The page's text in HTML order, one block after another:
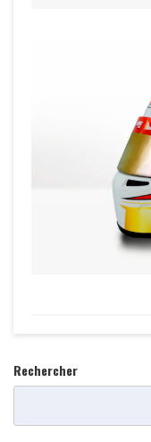
Rechercher